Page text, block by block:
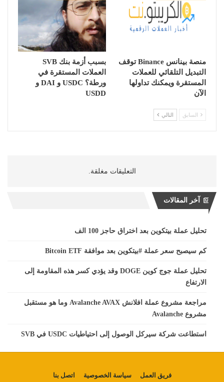
منصة بينانس Binance توقف
التبديل التلقائي للعملات
المستقرة ويمكنك تداولها
الآن
بسبب أزمة بنك SVB
العملات المستقرة في
ورطة؟ USDC و DAI و
USDD
السابق التالي
التعليقات مغلقة.
آخر المقالات
تحليل عملة بيتكوين بعد اختراق حاجز 100 الف
كم سيصبح سعر عملة #بيتكوين بعد موافقة Bitcoin ETF
تحليل عملة جوج كوين DOGE وقد يؤدي كسر هذه المقاومة إلى
الارتفاع
مراجعة مشروع عملة افلانش Avalanche AVAX وما هو مستقبل
مشروع Avalanche
استطاعت شركة سيركل الوصول إلى احتياطيات USDC في SVB
فريق العمل سياسة الخصوصية اتصل بنا